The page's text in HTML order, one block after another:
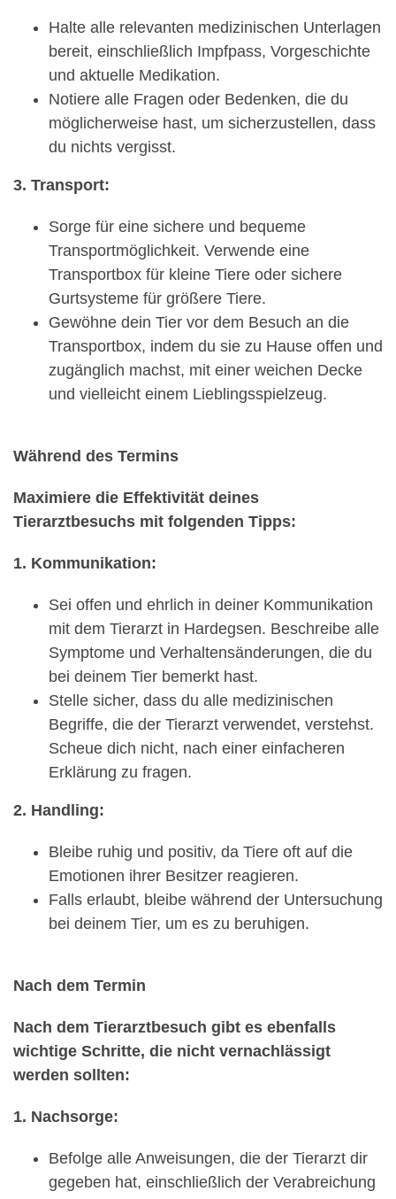
Halte alle relevanten medizinischen Unterlagen
bereit, einschließlich Impfpass, Vorgeschichte
und aktuelle Medikation.
Notiere alle Fragen oder Bedenken, die du
möglicherweise hast, um sicherzustellen, dass
du nichts vergisst.
3. Transport:
Sorge für eine sichere und bequeme
Transportmöglichkeit. Verwende eine
Transportbox für kleine Tiere oder sichere
Gurtsysteme für größere Tiere.
Gewöhne dein Tier vor dem Besuch an die
Transportbox, indem du sie zu Hause offen und
zugänglich machst, mit einer weichen Decke
und vielleicht einem Lieblingsspielzeug.
Während des Termins
Maximiere die Effektivität deines
Tierarztbesuchs mit folgenden Tipps:
1. Kommunikation:
Sei offen und ehrlich in deiner Kommunikation
mit dem Tierarzt in Hardegsen. Beschreibe alle
Symptome und Verhaltensänderungen, die du
bei deinem Tier bemerkt hast.
Stelle sicher, dass du alle medizinischen
Begriffe, die der Tierarzt verwendet, verstehst.
Scheue dich nicht, nach einer einfacheren
Erklärung zu fragen.
2. Handling:
Bleibe ruhig und positiv, da Tiere oft auf die
Emotionen ihrer Besitzer reagieren.
Falls erlaubt, bleibe während der Untersuchung
bei deinem Tier, um es zu beruhigen.
Nach dem Termin
Nach dem Tierarztbesuch gibt es ebenfalls
wichtige Schritte, die nicht vernachlässigt
werden sollten:
1. Nachsorge:
Befolge alle Anweisungen, die der Tierarzt dir
gegeben hat, einschließlich der Verabreichung